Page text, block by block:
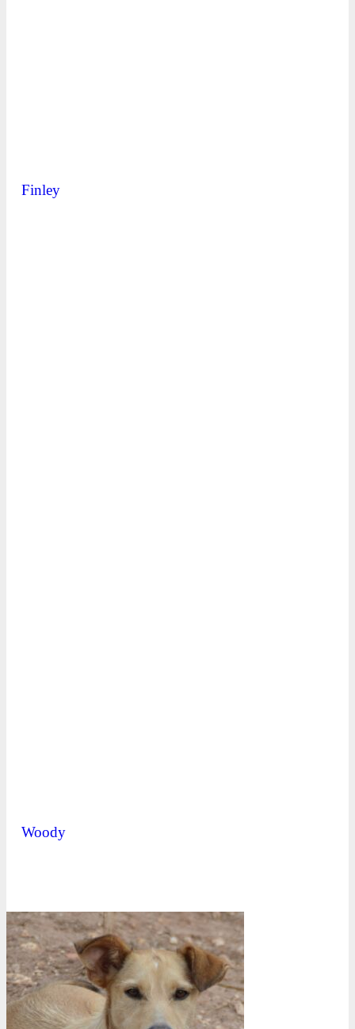
Finley
Woody